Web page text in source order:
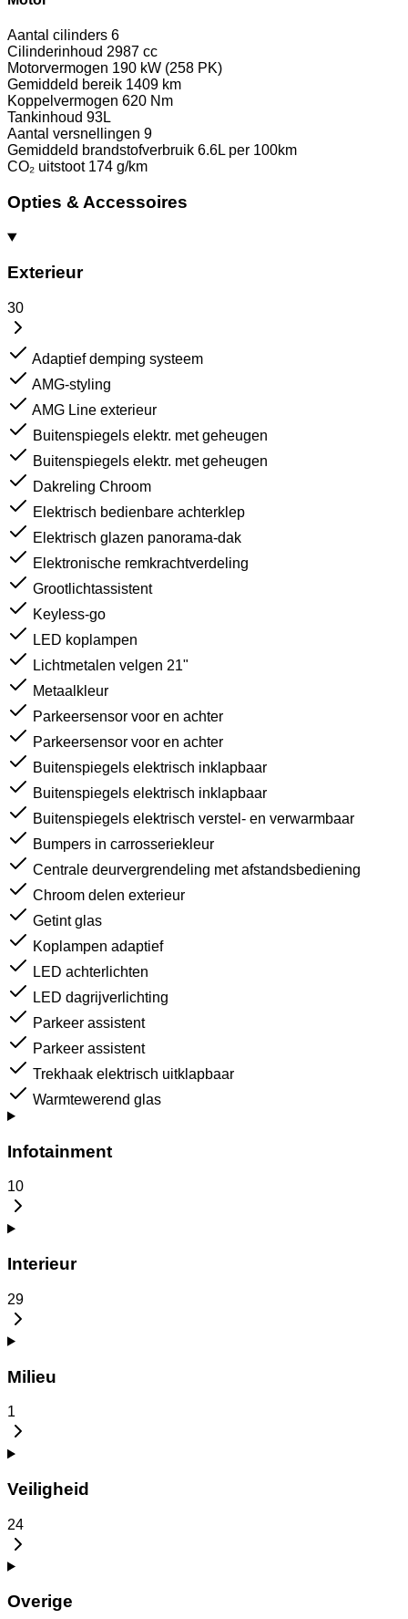
Aantal cilinders 6
Cilinderinhoud 2987 cc
Motorvermogen 190 kW (258 PK)
Gemiddeld bereik 1409 km
Koppelvermogen 620 Nm
Tankinhoud 93L
Aantal versnellingen 9
Gemiddeld brandstofverbruik 6.6L per 100km
CO₂ uitstoot 174 g/km
Opties & Accessoires
Exterieur
30
Adaptief demping systeem
AMG-styling
AMG Line exterieur
Buitenspiegels elektr. met geheugen
Buitenspiegels elektr. met geheugen
Dakreling Chroom
Elektrisch bedienbare achterklep
Elektrisch glazen panorama-dak
Elektronische remkrachtverdeling
Grootlichtassistent
Keyless-go
LED koplampen
Lichtmetalen velgen 21"
Metaalkleur
Parkeersensor voor en achter
Parkeersensor voor en achter
Buitenspiegels elektrisch inklapbaar
Buitenspiegels elektrisch inklapbaar
Buitenspiegels elektrisch verstel- en verwarmbaar
Bumpers in carrosseriekleur
Centrale deurvergrendeling met afstandsbediening
Chroom delen exterieur
Getint glas
Koplampen adaptief
LED achterlichten
LED dagrijverlichting
Parkeer assistent
Parkeer assistent
Trekhaak elektrisch uitklapbaar
Warmtewerend glas
Infotainment
10
Interieur
29
Milieu
1
Veiligheid
24
Overige